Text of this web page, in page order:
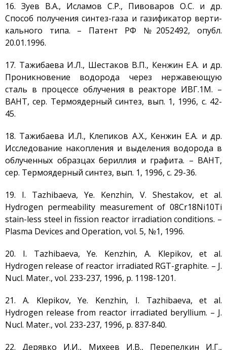
16. Зуев В.А., Исламов С.Р., Пивоваров О.С. и др.
Способ получения синтез-газа и газификатор верти-
кального типа. – Патент РФ №2052492, опубл.
20.01.1996.
17. Тажибаева И.Л., Шестаков В.П., Кенжин Е.А. и др.
Проникновение водорода через нержавеющую
сталь в процессе облучения в реакторе ИВГ.1М. –
ВАНТ, сер. Термоядерный синтез, вып. 1, 1996, с. 42-
45.
18. Тажибаева И.Л., Клепиков А.Х., Кенжин Е.А. и др.
Исследование накопления и выделения водорода в
облученных образцах бериллия и графита. – ВАНТ,
сер. Термоядерный синтез, вып. 1, 1996, с. 29-36.
19. I. Tazhibaeva, Ye. Kenzhin, V. Shestakov, et al.
Hydrogen permeability measurement of 08Cr18Ni10Ti
stain-less steel in fission reactor irradiation conditions. –
Plasma Devices and Operation, vol. 5, №1, 1996.
20. I. Tazhibaeva, Ye. Kenzhin, A. Klepikov, et al.
Hydrogen release of reactor irradiated RGT-graphite. – J.
Nucl. Mater., vol. 233-237, 1996, р. 1198-1201.
21. A. Klepikov, Ye. Kenzhin, I. Tazhibaeva, et al.
Hydrogen release from reactor irradiated beryllium. – J.
Nucl. Mater., vol. 233-237, 1996, р. 837-840.
22. Дерявко И.И., Михеев И.В., Перепелкин И.Г.,